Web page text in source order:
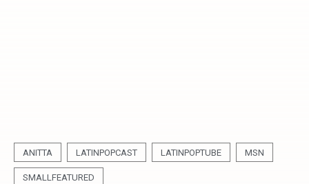
ANITTA LATINPOPCAST LATINPOPTUBE MSN
SMALLFEATURED